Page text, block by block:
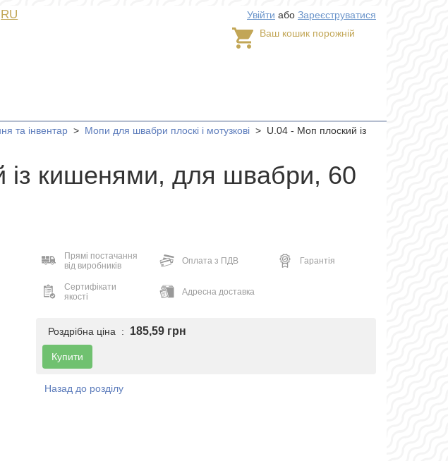
Увійти або Зареєструватися
RU
Ваш кошик порожній
та інвентар > Мопи для швабри плоскі і мотузкові > U.04 - Моп плоский із
із кишенями, для швабри, 60
Прямі постачання
від виробників
Оплата з ПДВ Гарантія
Сертифікати
якості
Адресна доставка
Роздрібна ціна : 185,59 грн
Купити
Назад до розділу